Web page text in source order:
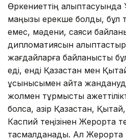
Өркениеттің
маңызы ерекше болды, бұл
емес, мәдени, саяси
дипломатиясын
жағдайларға байланысты
еді, енді Қазақстан мен
ұсынысымен қайта
жолмен тұрмыстық
болса, қазір Қазақстан,
Каспий теңізінен Жерорта
тасмалданады. Ал Жерорта